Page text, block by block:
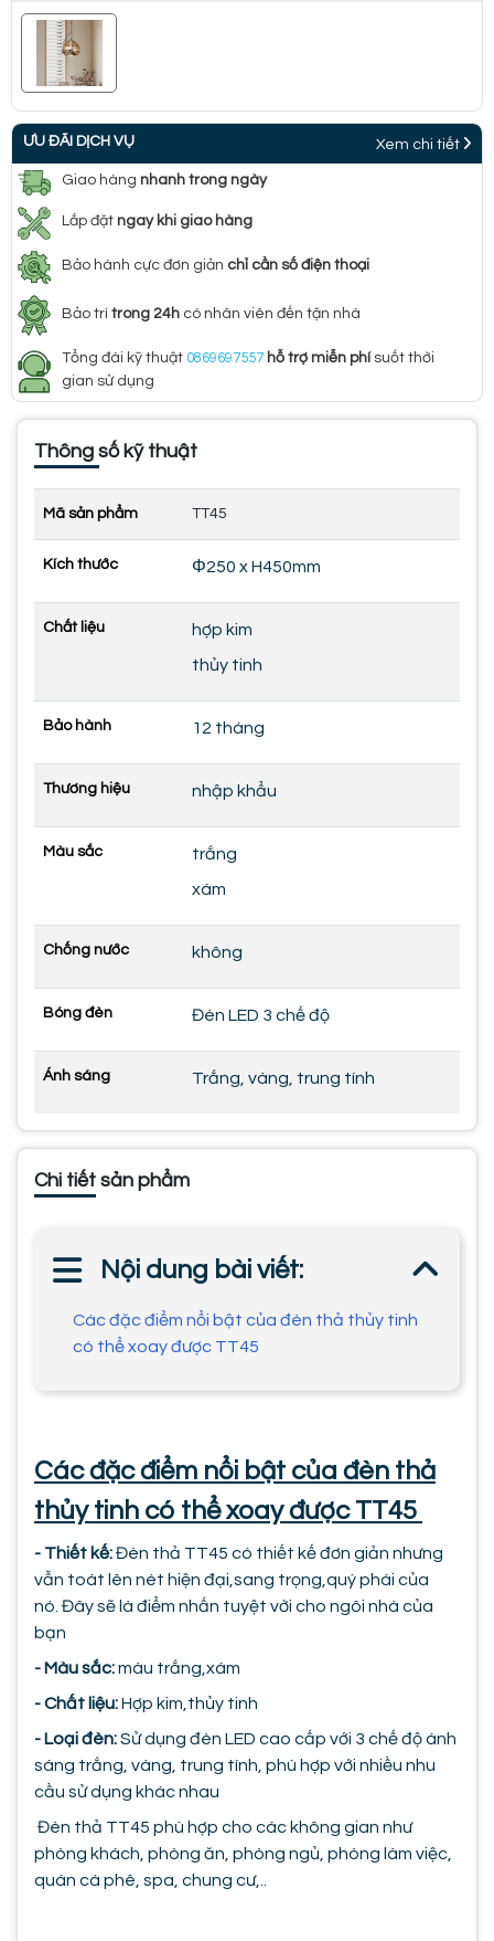
ƯU ĐÃI DỊCH VỤ Xem chi tiết
Giao hàng nhanh trong ngày
Lắp đặt ngay khi giao hàng
Bảo hành cực đơn giản chỉ cần số điện thoại
Bảo trì trong 24h có nhân viên đến tận nhà
Tổng đài kỹ thuật 0869697557 hỗ trợ miễn phí suốt thời
gian sử dụng
Thông số kỹ thuật
Mã sản phẩm TT45
Kích thước Φ250 x H450mm
Chất liệu
hợp kim
thủy tinh
Bảo hành 12 tháng
Thương hiệu nhập khẩu
Màu sắc
trắng
xám
Chống nước không
Bóng đèn Đèn LED 3 chế độ
Ánh sáng Trắng, vàng, trung tính
Chi tiết sản phẩm
Nội dung bài viết:
Các đặc điểm nổi bật của đèn thả thủy tinh
có thể xoay được TT45
Các đặc điểm nổi bật của đèn thả
thủy tinh có thể xoay được TT45
- Thiết kế:Đèn thả TT45 có thiết kế đơn giản nhưng
vẫn toát lên nét hiện đại,sang trọng,quý phái của
nó. Đây sẽ là điểm nhấn tuyệt vời cho ngôi nhà của
bạn
- Màu sắc:màu trắng,xám
- Chất liệu:Hợp kim,thủy tinh
- Loại đèn:Sử dụng đèn LED cao cấp với 3 chế độ ánh
sáng trắng, vàng, trung tính, phù hợp với nhiều nhu
cầu sử dụng khác nhau
Đèn thả TT45 phù hợp cho các không gian như
phòng khách, phòng ăn, phòng ngủ, phòng làm việc,
quán cà phê, spa, chung cư,..